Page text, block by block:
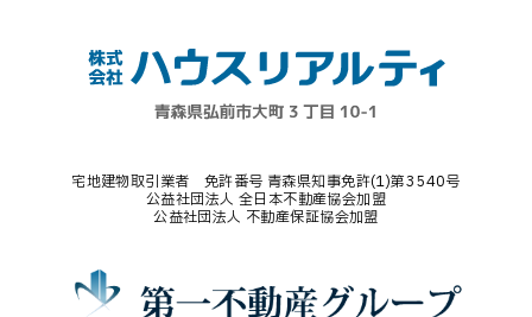
宅地建物取引業者 免許番号 青森県知事免許(1)第3540号
公益社団法人 全日本不動産協会加盟
公益社団法人 不動産保証協会加盟